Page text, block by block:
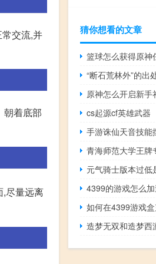
交流,并
朝着底部
,尽量远离
猜你想看的文章
篮球怎么获得原神
“断石荒林外”的出
原神怎么开启新手
cs起源cf英雄武器
手游诛仙天音技能
青海师范大学王牌
元气骑士版本过低
4399的游戏怎么
如何在4399游戏
造梦无双和造梦西